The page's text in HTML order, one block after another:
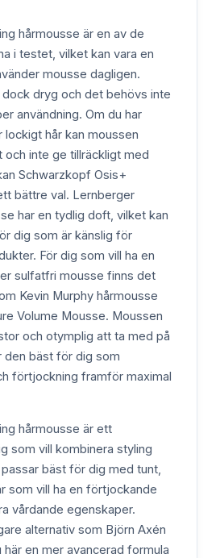
hårmousse är en av de
i testet, vilket kan vara en
mousse dagligen.
dock dryg och det behövs inte
användning. Om du har
hår kan moussen
och inte ge tillräckligt med
Schwarzkopf Osis+
bättre val. Lernberger
har en tydlig doft, vilket kan
dig som är känslig för
För dig som vill ha en
sulfatfri mousse finns det
Kevin Murphy hårmousse
Volume Mousse. Moussen
och otymplig att ta med på
den bäst för dig som
förtjockning framför maximal
hårmousse är ett
som vill kombinera styling
bäst för dig med tunt,
som vill ha en förtjockande
vårdande egenskaper.
alternativ som Björn Axén
en mer avancerad formula